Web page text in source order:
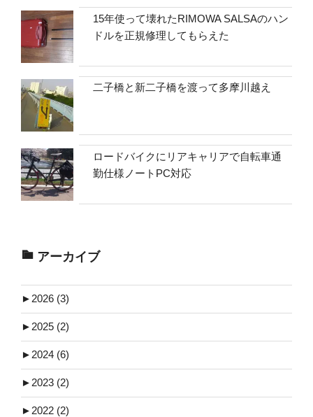
15年使って壊れたRIMOWA SALSAのハン
ドルを正規修理してもらえた
二子橋と新二子橋を渡って多摩川越え
ロードバイクにリアキャリアで自転車通
勤仕様ノートPC対応
アーカイブ
► 2026 (3)
► 2025 (2)
► 2024 (6)
► 2023 (2)
► 2022 (2)